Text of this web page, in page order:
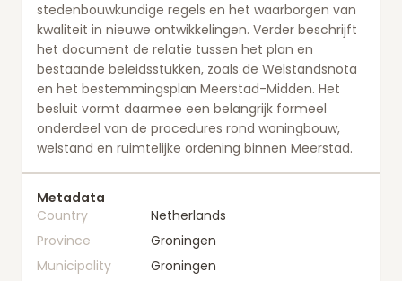
stedenbouwkundige regels en het waarborgen van
kwaliteit in nieuwe ontwikkelingen. Verder beschrijft
het document de relatie tussen het plan en
bestaande beleidsstukken, zoals de Welstandsnota
en het bestemmingsplan Meerstad-Midden. Het
besluit vormt daarmee een belangrijk formeel
onderdeel van de procedures rond woningbouw,
welstand en ruimtelijke ordening binnen Meerstad.
Metadata
Country
Netherlands
Province
Groningen
Municipality
Groningen